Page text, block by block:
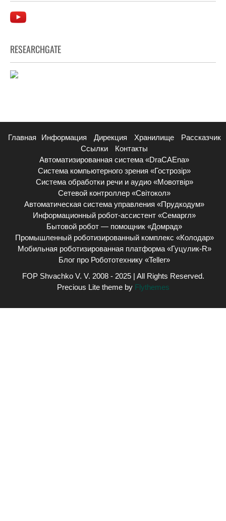
RESEARCHGATE
Главная Информация Дирекция Хранилище
Рассказчик
Ссылки
Контакты
Автоматизированная система «DraCAEna»
Система компьютерного зрения «Гострозір»
Система обработки речи и аудио «Мовотвір»
Сетевой контроллер «Світокол»
Автоматическая система управления «Прудкодум»
Информационный робот-ассистент «Семаргл»
Бытовой робот — помощник «Домрад»
Промышленный роботизированный комплекс «Колодар»
Мобильная роботизированная платформа «Гуцулик-R»
Блог про Робототехнику «Teller»
FOP Shvachko V. V. 2008 - 2025 | All Rights Reserved.
Precious Lite theme byFlythemes